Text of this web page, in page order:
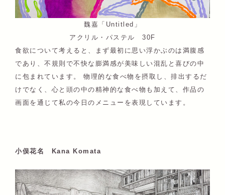
魏嘉「Untitled」
アクリル・パステル 30F
食欲について考えると、まず最初に思い浮かぶのは満腹感
であり、不規則で不快な膨満感が美味しい混乱と喜びの中
に包まれています。 物理的な食べ物を摂取し、排出するだ
けでなく、心と頭の中の精神的な食べ物も加えて、作品の
画面を通じて私の今日のメニューを表現しています。
小俣花名 Kana Komata